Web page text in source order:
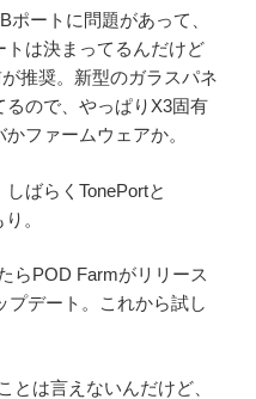
ートに問題があって、
は決まってるんだけど
推奨。新型のガラスパネ
るので、やっぱりX3固有
ファームウェアか。
ばらくTonePortと
。
らPOD Farmがリリース
プデート。これから試し
とは言えないんだけど、